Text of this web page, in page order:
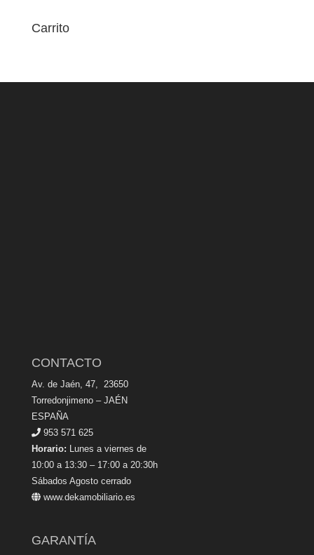
Carrito
CONTACTO
Av. de Jaén, 47, 23650
Torredonjimeno – JAÉN
ESPAÑA
953 571 625
Horario: Lunes a viernes de
10:00 a 13:30 – 17:00 a 20:30h
Sábados Agosto cerrado
www.dekamobiliario.es
GARANTÍA